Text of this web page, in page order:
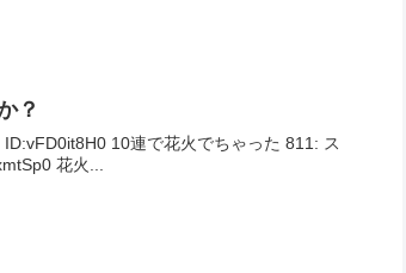
？
10連で花火でちゃった 811: ス
花火...